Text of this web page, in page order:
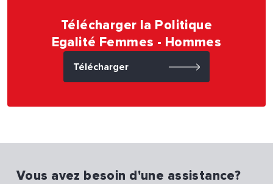
Télécharger la Politique
Egalité Femmes - Hommes
Télécharger
Vous avez besoin d'une assistance?